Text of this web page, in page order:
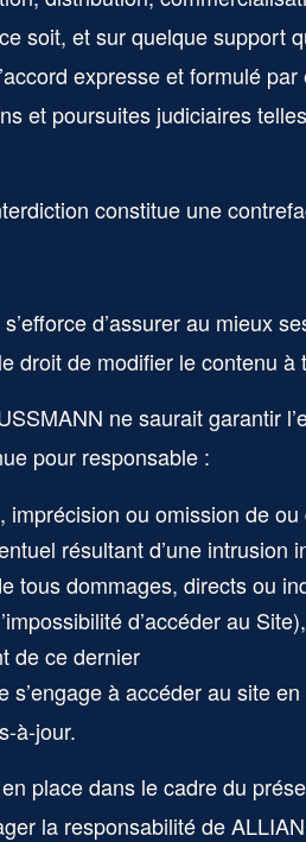
soit, et sur quelque support
expresse et formulé par
et poursuites judiciaires
constitue une
s’efforce d’assurer au mieux
droit de modifier le contenu
ne saurait garantir
pour responsable :
imprécision ou omission de
résultant d’une
tous dommages, directs ou
d’accéder au
de ce dernier
s’engage à accéder au site
à-jour.
place dans le cadre du
la responsabilité de